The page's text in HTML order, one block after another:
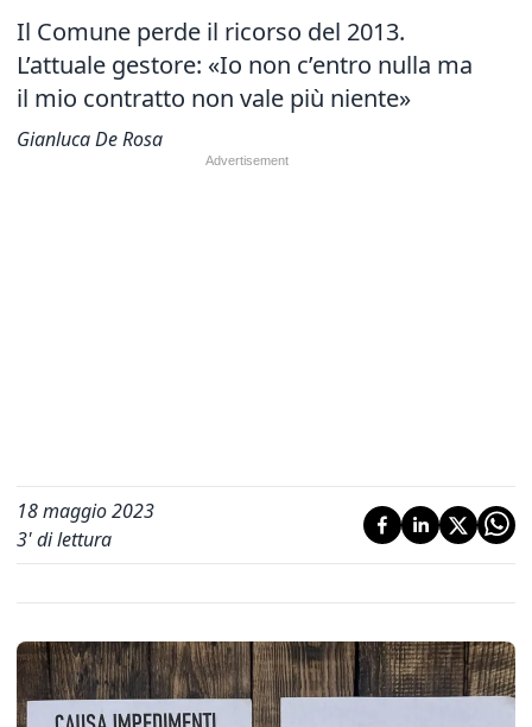
Il Comune perde il ricorso del 2013.
L’attuale gestore: «Io non c’entro nulla ma
il mio contratto non vale più niente»
Gianluca De Rosa
18 maggio 2023
3' di lettura